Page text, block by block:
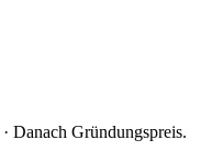
· Danach Gründungspreis.